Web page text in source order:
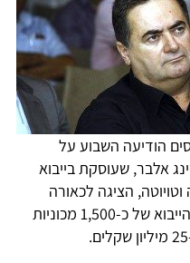
הודיעה השבוע על
אלבר, שעוסקת בייבוא
הציגה לכאורה
מסמכים כוזבים והנמיכה את ערך הייבוא של כ-1,500 מכוניות